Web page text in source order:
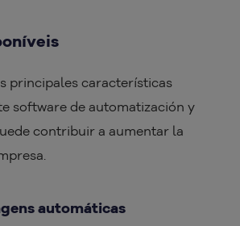
principales características
software de automatización y
contribuir a aumentar la
automáticas